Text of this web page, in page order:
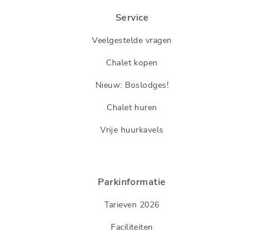
Service
Veelgestelde vragen
Chalet kopen
Nieuw: Boslodges!
Chalet huren
Vrije huurkavels
Parkinformatie
Tarieven 2026
Faciliteiten